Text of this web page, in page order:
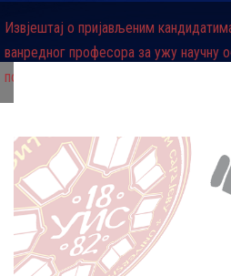
Извјештај о пријављеним
ванредног професора за ужу научну
пољопривреде, кандидат доц. др